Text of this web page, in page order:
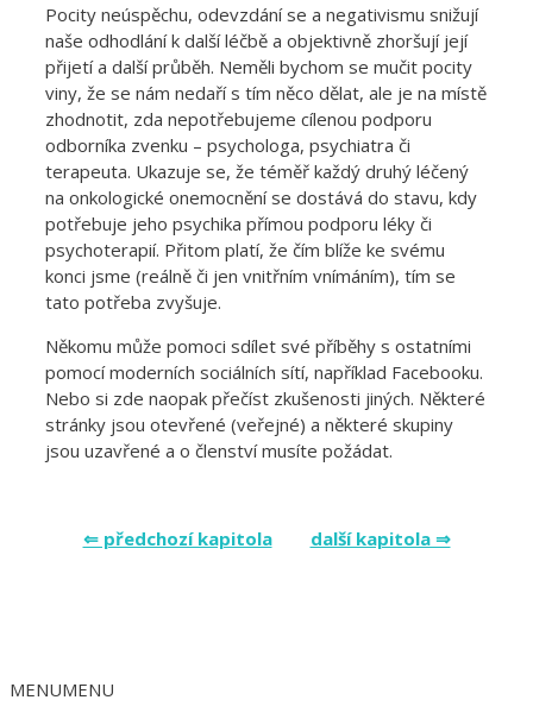
Pocity neúspěchu, odevzdání se a negativismu snižují
naše odhodlání k další léčbě a objektivně zhoršují její
přijetí a další průběh. Neměli bychom se mučit pocity
viny, že se nám nedaří s tím něco dělat, ale je na místě
zhodnotit, zda nepotřebujeme cílenou podporu
odborníka zvenku – psychologa, psychiatra či
terapeuta. Ukazuje se, že téměř každý druhý léčený
na onkologické onemocnění se dostává do stavu, kdy
potřebuje jeho psychika přímou podporu léky či
psychoterapií. Přitom platí, že čím blíže ke svému
konci jsme (reálně či jen vnitřním vnímáním), tím se
tato potřeba zvyšuje.
Někomu může pomoci sdílet své příběhy s ostatními
pomocí moderních sociálních sítí, například Facebooku.
Nebo si zde naopak přečíst zkušenosti jiných. Některé
stránky jsou otevřené (veřejné) a některé skupiny
jsou uzavřené a o členství musíte požádat.
⇐ předchozí kapitola další kapitola ⇒
MENUMENU